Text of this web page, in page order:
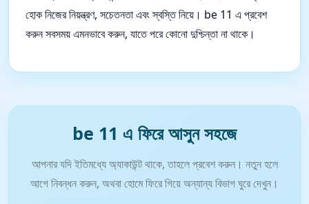
হোক নিজের নিয়ন্ত্রণ, সচেতনতা এবং স্বস্তি নিয়ে। be 11 এ প্রবেশ
করুন সবসময় এমনভাবে করুন, যাতে পরে কোনো দুশ্চিন্তা না থাকে।
be 11 এ ফিরে আসুন সহজে
আপনার যদি ইতিমধ্যে অ্যাকাউন্ট থাকে, তাহলে প্রবেশ করুন। নতুন হলে
আগে নিবন্ধন করুন, অথবা হোমে ফিরে গিয়ে অন্যান্য বিভাগ ঘুরে দেখুন।